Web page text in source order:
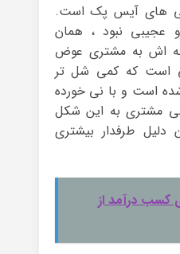
های آیس پک است.
نبود ، همان
اش به مشتری عوض
است که کمی شل تر
است و با نی خورده
مشتری به این شکل
طرفدار بیشتری
کسب درآمد از